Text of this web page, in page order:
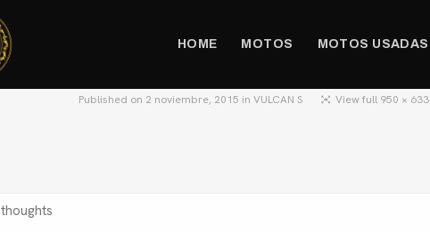
HOME MOTOS MOTOS USADAS
Published on 2 noviembre, 2015 in VULCAN S View full 950 ×